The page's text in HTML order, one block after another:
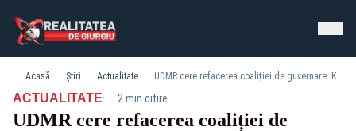
Acasă Știri Actualitate UDMR cere refacerea coaliției de guvernare. Kelemen Hunor: „Nu există soluții miraculoase”
ACTUALITATE· 2 min citire
UDMR cere refacerea coaliției de